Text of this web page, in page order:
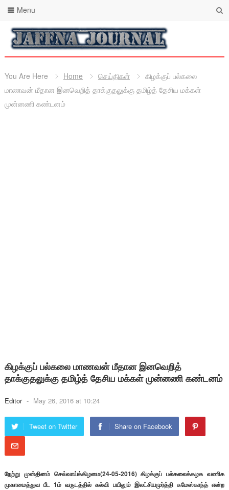
Menu
You Are Here Home செய்திகள்
கிழக்குப் பல்கலை
மாணவன் மீதான இனவெறித் தாக்குதலுக்கு தமிழ்த் தேசிய மக்கள்
முன்னணி கண்டனம்
கிழக்குப் பல்கலை மாணவன் மீதான இனவெறித்
தாக்குதலுக்கு தமிழ்த் தேசிய மக்கள் முன்னணி கண்டனம்
Editor - May 26, 2016 at 10:24
Tweet on Twitter Share on Facebook
நேற்று முன்தினம் செவ்வாய்க்கிழமை(24-05-2016) கிழக்குப் பல்கலைக்கழக வணிக
முகாமைத்துவ பீட 1ம் வருடத்தில் கல்வி பயிலும் இலட்சியமுர்த்தி சுமேஸ்காந்த் என்ற